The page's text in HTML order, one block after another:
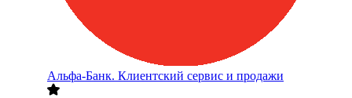
Альфа-Банк. Клиентский сервис и продажи